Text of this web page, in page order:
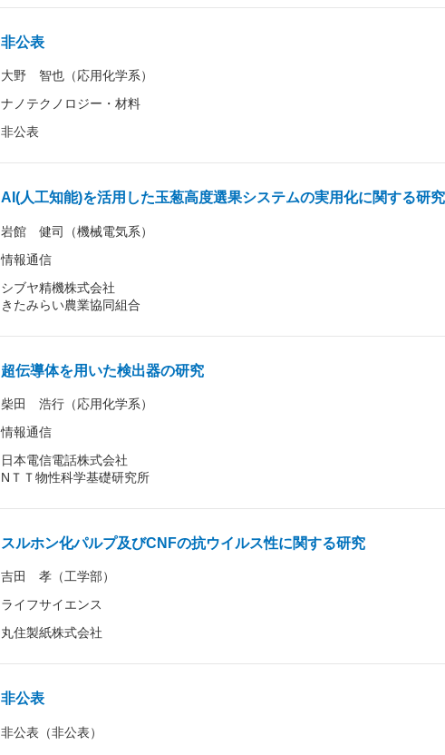
非公表
大野 智也（応用化学系）
ナノテクノロジー・材料
非公表
AI(人工知能)を活用した玉葱高度選果システムの実用化に関する研究
岩館 健司（機械電気系）
情報通信
シブヤ精機株式会社
きたみらい農業協同組合
超伝導体を用いた検出器の研究
柴田 浩行（応用化学系）
情報通信
日本電信電話株式会社
NＴＴ物性科学基礎研究所
スルホン化パルプ及びCNFの抗ウイルス性に関する研究
吉田 孝（工学部）
ライフサイエンス
丸住製紙株式会社
非公表
非公表（非公表）